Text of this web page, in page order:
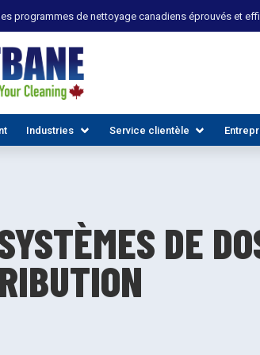
programmes de nettoyage canadiens éprouvés et
Industries Service clientèle
DE